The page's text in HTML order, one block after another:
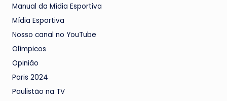
Manual da Mídia Esportiva
Mídia Esportiva
Nosso canal no YouTube
Olímpicos
Opinião
Paris 2024
Paulistão na TV